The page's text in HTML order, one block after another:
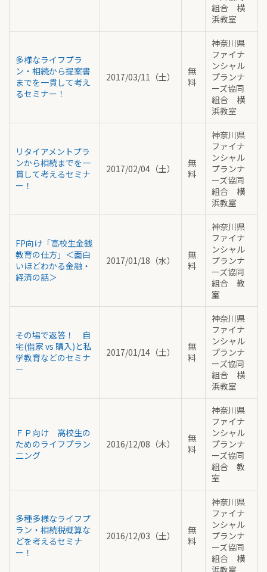
組合 横
浜教室
多様なライフプラ
ン・相続から提案書
までを一貫して考え
るセミナー！
2017/03/11（土）
無
料
神奈川県
ファイナ
ンシャル
プランナ
ーズ協同
組合 横
浜教室
リタイアメントプラ
ンから相続までを一
貫して考えるセミナ
ー！
2017/02/04（土）
無
料
神奈川県
ファイナ
ンシャル
プランナ
ーズ協同
組合 横
浜教室
FP向け「高校生金銭
教育の仕方」＜面白
いほどわかる金融・
経済の話＞
2017/01/18（水）
無
料
神奈川県
ファイナ
ンシャル
プランナ
ーズ協同
組合 教
室
その場で返答！ 自
宅(借家 vs 購入)と私
学教育などのセミナ
ー
2017/01/14（土）
無
料
神奈川県
ファイナ
ンシャル
プランナ
ーズ協同
組合 横
浜教室
ＦＰ向け 高校生の
ためのライフプラン
二ング
2016/12/08（木）
無
料
神奈川県
ファイナ
ンシャル
プランナ
ーズ協同
組合 教
室
多種多様なライフプ
ラン・相続税概算な
どを考えるセミナ
ー！
2016/12/03（土）
無
料
神奈川県
ファイナ
ンシャル
プランナ
ーズ協同
組合 横
浜教室